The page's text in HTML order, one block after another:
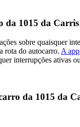
da 1015 da
sobre quaisquer
rota do autocarro. A app
interrupções ativas
da 1015 da